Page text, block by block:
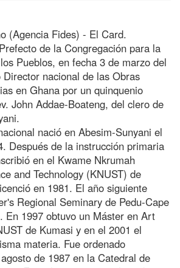
(Agencia Fides) - El Card.
de la Congregación para la
Pueblos, en fecha 3 de marzo del
nacional de las Obras
en Ghana por un quinquenio
John Addae-Boateng, del clero de
nació en Abesim-Sunyani el
Después de la instrucción primaria
en el Kwame Nkrumah
and Technology (KNUST) de
en 1981. El año siguiente
Regional Seminary de Pedu-Cape
En 1997 obtuvo un Máster en Art
de Kumasi y en el 2001 el
materia. Fue ordenado
de 1987 en la Catedral de